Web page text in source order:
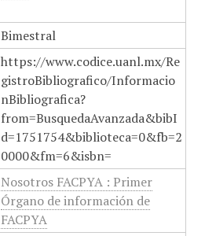
Bimestral
https://www.codice.uanl.mx/Re
gistroBibliografico/Informacio
nBibliografica?
from=BusquedaAvanzada&bibI
d=1751754&biblioteca=0&fb=2
0000&fm=6&isbn=
Nosotros FACPYA : Primer
Órgano de información de
FACPYA